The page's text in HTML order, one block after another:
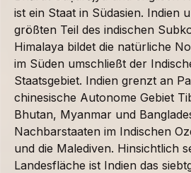
ist ein Staat in Südasien. Indien
größten Teil des indischen
Himalaya bildet die natürliche
im Süden umschließt der
Staatsgebiet. Indien grenzt an
chinesische Autonome Gebiet
Bhutan, Myanmar und
Nachbarstaaten im Indischen
und die Malediven. Hinsichtlich
Landesfläche ist Indien das